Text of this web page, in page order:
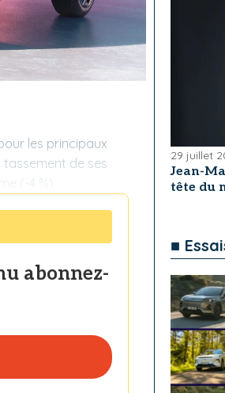
les principaux
tassement de ses
(-4 %).
abonnez-
29 juillet
Jean-
tête du
■